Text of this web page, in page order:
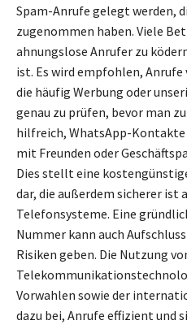
Spam-Anrufe gelegt werden,
zugenommen haben. Viele
ahnungslose Anrufer zu
ist. Es wird empfohlen,
die häufig Werbung oder
genau zu prüfen, bevor man
hilfreich, WhatsApp-
mit Freunden oder
Dies stellt eine
dar, die außerdem sicherer
Telefonsysteme. Eine
Nummer kann auch
Risiken geben. Die Nutzung
Vorwahlen sowie der
dazu bei, Anrufe effizient und